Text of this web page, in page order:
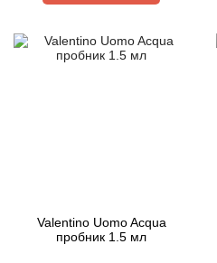
Valentino Uomo Acqua
пробник 1.5 мл